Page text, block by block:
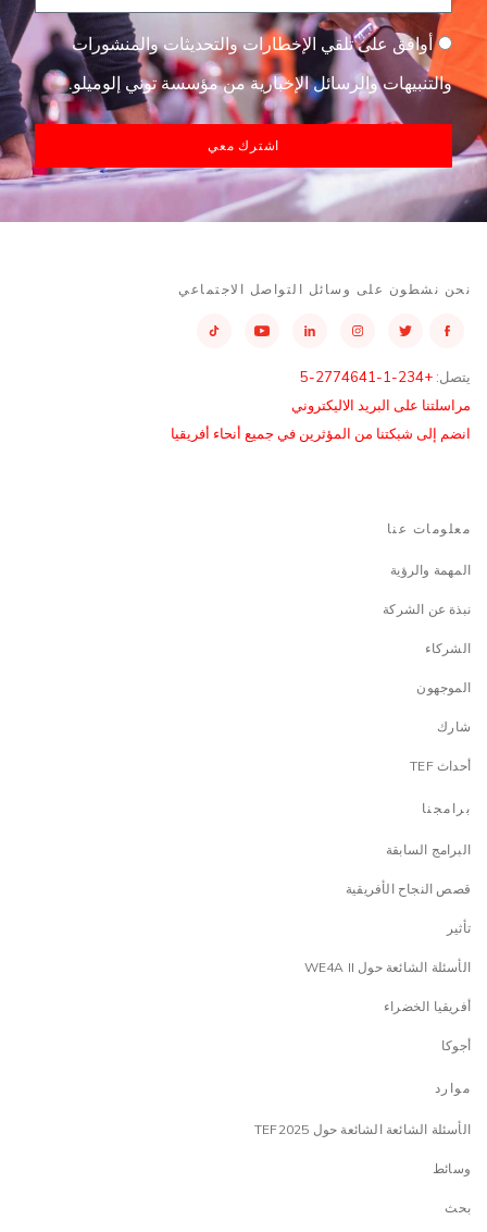
أوافق على تلقي الإخطارات والتحديثات والمنشورات
والتنبيهات والرسائل الإخبارية من مؤسسة توني إلوميلو.
اشترك معي
نحن نشطون على وسائل التواصل الاجتماعي
يتصل: +234-1-2774641-5
مراسلتنا على البريد الاليكتروني
انضم إلى شبكتنا من المؤثرين في جميع أنحاء أفريقيا
معلومات عنا
المهمة والرؤية
نبذة عن الشركة
الشركاء
الموجهون
شارك
أحداث TEF
برامجنا
البرامج السابقة
قصص النجاح الأفريقية
تأثير
الأسئلة الشائعة حول WE4A II
أفريقيا الخضراء
أجوكا
موارد
الأسئلة الشائعة الشائعة حول TEF2025
وسائط
بحث